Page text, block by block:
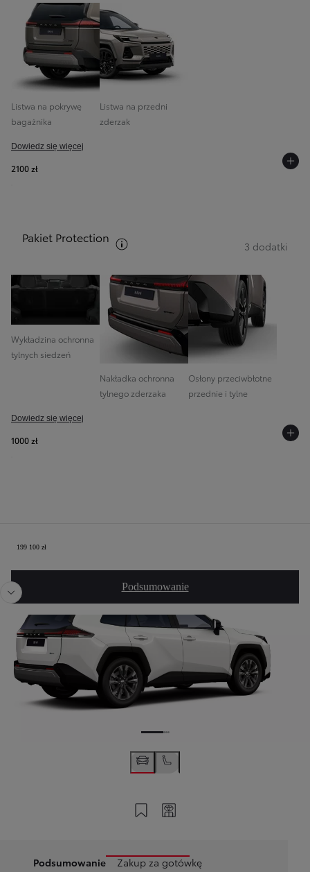
Listwa na pokrywę
bagażnika
Listwa na przedni
zderzak
Dowiedz się więcej
2100 zł
Pakiet Protection
3 dodatki
Wykładzina ochronna
tylnych siedzeń
Nakładka ochronna
tylnego zderzaka
Osłony przeciwbłotne
przednie i tylne
Dowiedz się więcej
1000 zł
199 100 zł
Podsumowanie
Twoja konfiguracja
Poprzedni
Zapisz na swoim koncie
Podsumowanie Zakup za gotówkę